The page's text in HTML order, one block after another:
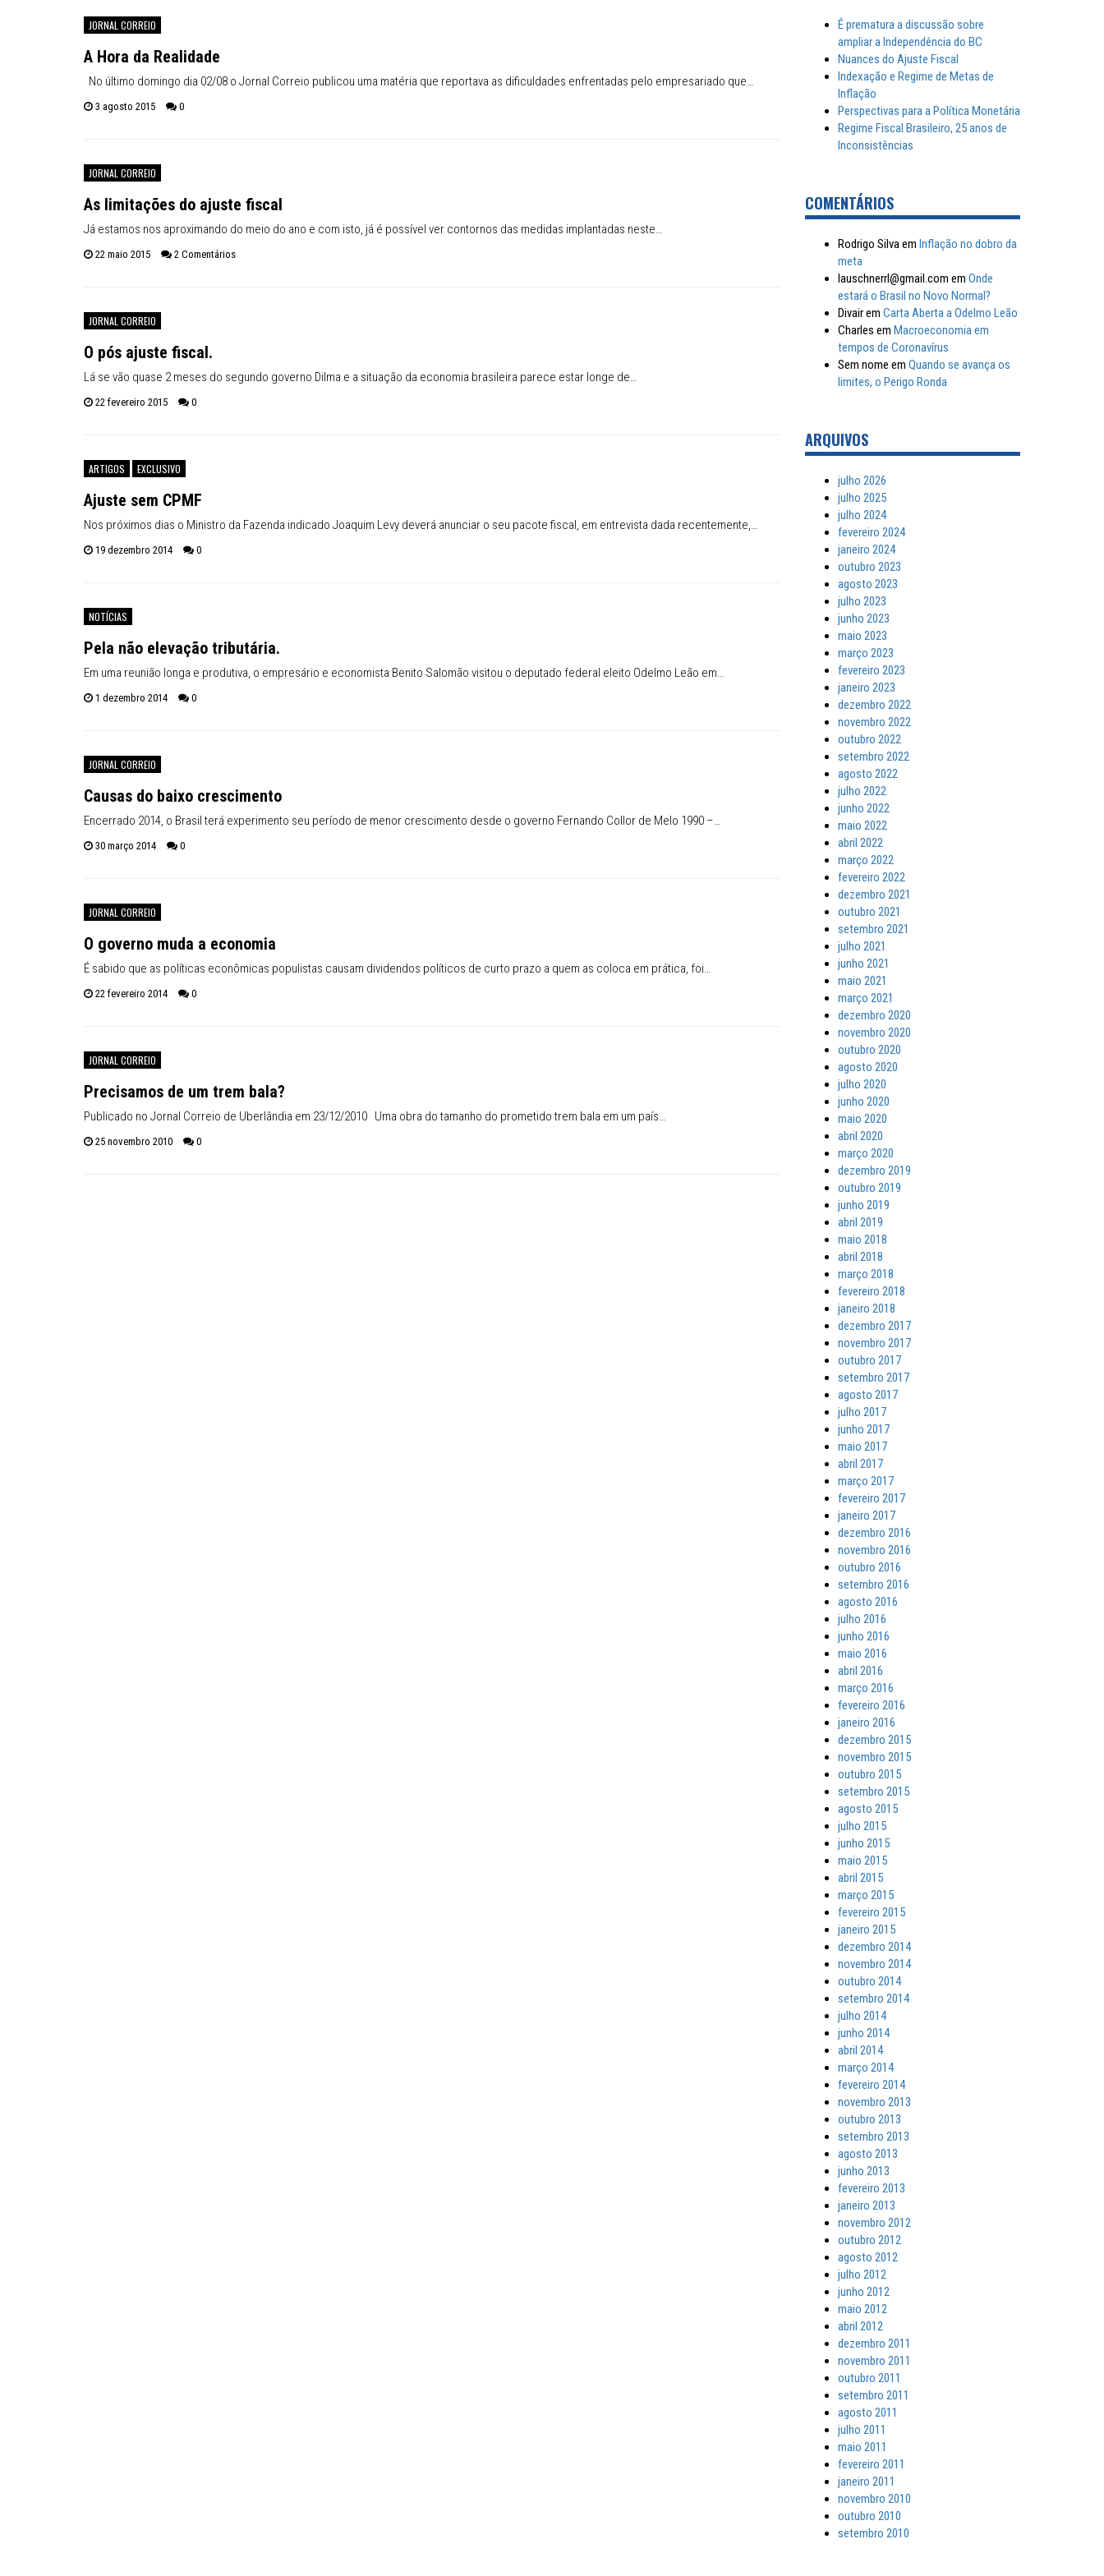
JORNAL CORREIO
A Hora da Realidade
No último domingo dia 02/08 o Jornal Correio publicou uma matéria que reportava as dificuldades enfrentadas pelo empresariado que…
3 agosto 2015 0
JORNAL CORREIO
As limitações do ajuste fiscal
Já estamos nos aproximando do meio do ano e com isto, já é possível ver contornos das medidas implantadas neste…
22 maio 2015 2 Comentários
JORNAL CORREIO
O pós ajuste fiscal.
Lá se vão quase 2 meses do segundo governo Dilma e a situação da economia brasileira parece estar longe de…
22 fevereiro 2015 0
ARTIGOS EXCLUSIVO
Ajuste sem CPMF
Nos próximos dias o Ministro da Fazenda indicado Joaquim Levy deverá anunciar o seu pacote fiscal, em entrevista dada recentemente,…
19 dezembro 2014 0
NOTÍCIAS
Pela não elevação tributária.
Em uma reunião longa e produtiva, o empresário e economista Benito Salomão visitou o deputado federal eleito Odelmo Leão em…
1 dezembro 2014 0
JORNAL CORREIO
Causas do baixo crescimento
Encerrado 2014, o Brasil terá experimento seu período de menor crescimento desde o governo Fernando Collor de Melo 1990 –…
30 março 2014 0
JORNAL CORREIO
O governo muda a economia
É sabido que as políticas econômicas populistas causam dividendos políticos de curto prazo a quem as coloca em prática, foi…
22 fevereiro 2014 0
JORNAL CORREIO
Precisamos de um trem bala?
Publicado no Jornal Correio de Uberlândia em 23/12/2010 Uma obra do tamanho do prometido trem bala em um país…
25 novembro 2010 0
É prematura a discussão sobre
ampliar a Independência do BC
Nuances do Ajuste Fiscal
Indexação e Regime de Metas de
Inflação
Perspectivas para a Política Monetária
Regime Fiscal Brasileiro, 25 anos de
Inconsistências
COMENTÁRIOS
Rodrigo Silvaem Inflação no dobro da
meta
lauschnerrl@gmail.com em Onde
estará o Brasil no Novo Normal?
Divairem Carta Aberta a Odelmo Leão
Charles em Macroeconomia em
tempos de Coronavírus
Sem nome em Quando se avança os
limites, o Perigo Ronda
ARQUIVOS
julho 2026
julho 2025
julho 2024
fevereiro 2024
janeiro 2024
outubro 2023
agosto 2023
julho 2023
junho 2023
maio 2023
março 2023
fevereiro 2023
janeiro 2023
dezembro 2022
novembro 2022
outubro 2022
setembro 2022
agosto 2022
julho 2022
junho 2022
maio 2022
abril 2022
março 2022
fevereiro 2022
dezembro 2021
outubro 2021
setembro 2021
julho 2021
junho 2021
maio 2021
março 2021
dezembro 2020
novembro 2020
outubro 2020
agosto 2020
julho 2020
junho 2020
maio 2020
abril 2020
março 2020
dezembro 2019
outubro 2019
junho 2019
abril 2019
maio 2018
abril 2018
março 2018
fevereiro 2018
janeiro 2018
dezembro 2017
novembro 2017
outubro 2017
setembro 2017
agosto 2017
julho 2017
junho 2017
maio 2017
abril 2017
março 2017
fevereiro 2017
janeiro 2017
dezembro 2016
novembro 2016
outubro 2016
setembro 2016
agosto 2016
julho 2016
junho 2016
maio 2016
abril 2016
março 2016
fevereiro 2016
janeiro 2016
dezembro 2015
novembro 2015
outubro 2015
setembro 2015
agosto 2015
julho 2015
junho 2015
maio 2015
abril 2015
março 2015
fevereiro 2015
janeiro 2015
dezembro 2014
novembro 2014
outubro 2014
setembro 2014
julho 2014
junho 2014
abril 2014
março 2014
fevereiro 2014
novembro 2013
outubro 2013
setembro 2013
agosto 2013
junho 2013
fevereiro 2013
janeiro 2013
novembro 2012
outubro 2012
agosto 2012
julho 2012
junho 2012
maio 2012
abril 2012
dezembro 2011
novembro 2011
outubro 2011
setembro 2011
agosto 2011
julho 2011
maio 2011
fevereiro 2011
janeiro 2011
novembro 2010
outubro 2010
setembro 2010